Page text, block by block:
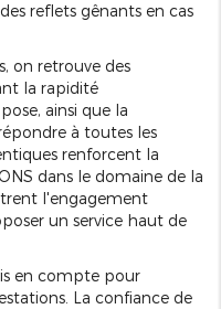
reflets gênants en cas
on retrouve des
la rapidité
ainsi que la
à toutes les
renforcent la
dans le domaine de la
l'engagement
un service haut de
en compte pour
La confiance de